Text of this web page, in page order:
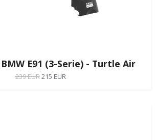
E91 (3-Serie) - Turtle Air
239 EUR215 EUR